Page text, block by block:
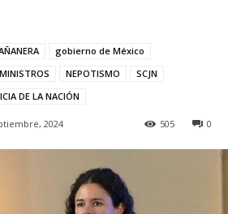
gobierno de México
MINISTROS NEPOTISMO
SCJN
DE LA NACIÓN
2024 0
505